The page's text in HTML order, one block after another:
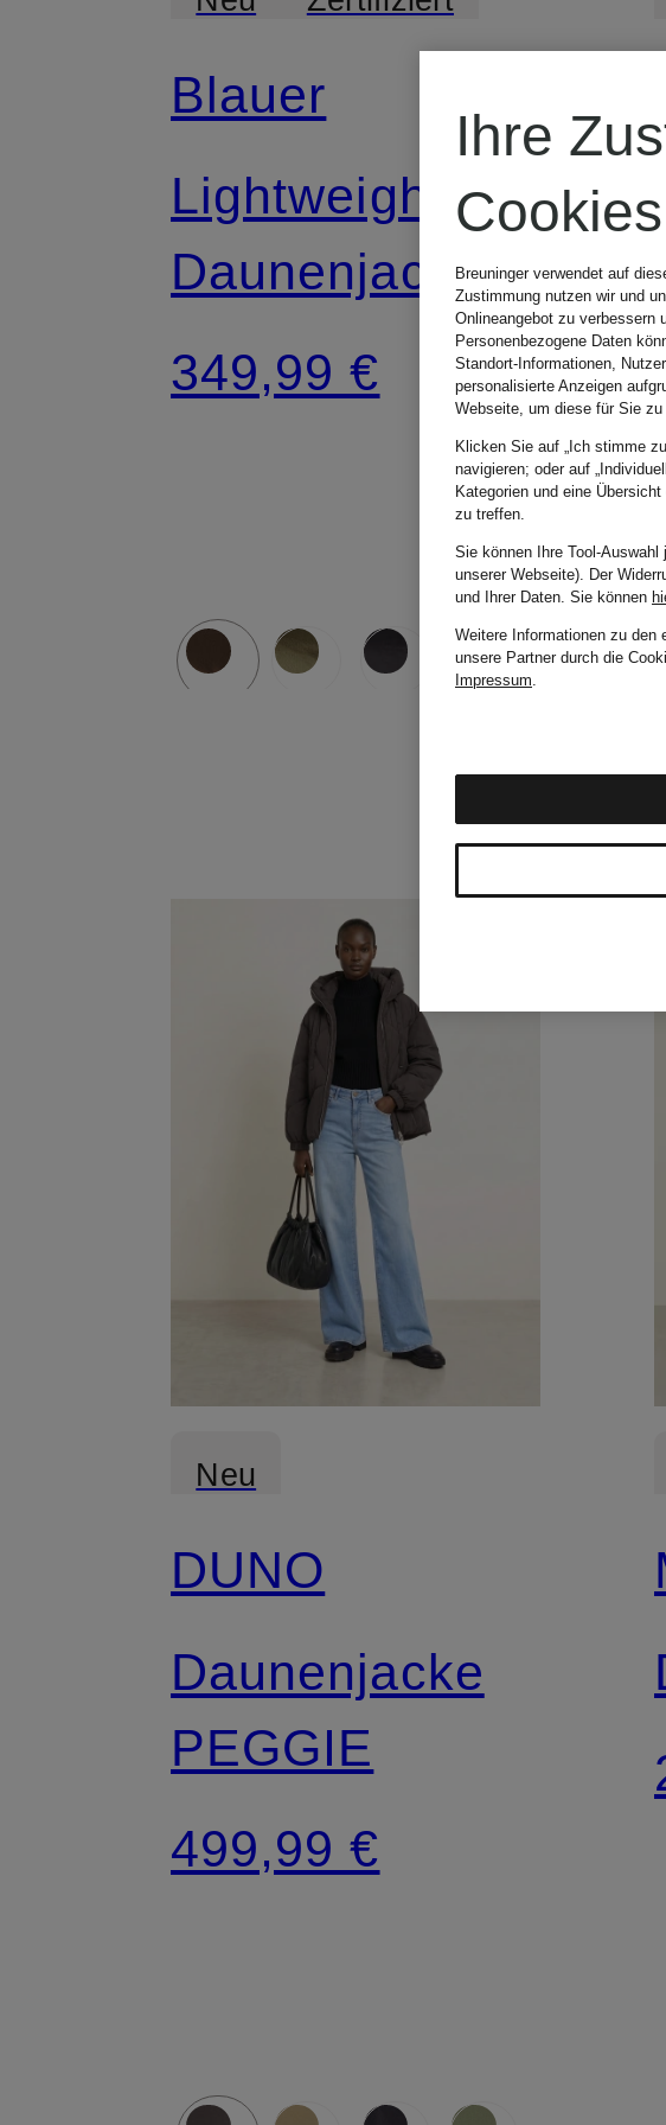
Blauer
Lightweight-
Daunenjacke
CHARME
349,99 €
Neu
DUNO
Daunenjacke
PEGGIE
499,99 €
Ihre
Cookies
Breuninger verwendet auf
Zustimmung nutzen wir und
Onlineangebot zu verbessern
Personenbezogene Daten
Standort-Informationen,
personalisierte Anzeigen
Webseite, um diese für Sie
Klicken Sie auf „Ich stimme
navigieren; oder auf
Kategorien und eine
zu treffen.
Sie können Ihre Tool-
unserer Webseite). Der
und Ihrer Daten. Sie können
Weitere Informationen zu den
unsere Partner durch die
Impressum.